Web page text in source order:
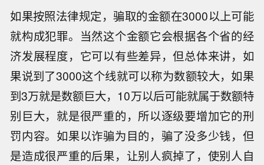
如果按照法律规定，骗取的金额在3000以上可能
就构成犯罪。当然这个金额它会根据各个省的经
济发展程度，它可以有些差异，但总体来讲，如
果说到了3000这个线就可以称为数额较大，如果
到3万就是数额巨大，10万以后可能就属于数额特
别巨大，就是很严重的，所以逐级要增加它的刑
罚内容。如果以诈骗为目的，骗了没多少钱，但
是造成很严重的后果，让别人疯掉了，使别人自